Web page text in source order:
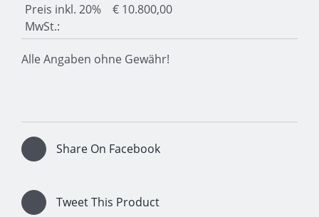
Preis inkl. 20%
MwSt.:
€ 10.800,00
Alle Angaben ohne Gewähr!
Share On Facebook
Tweet This Product